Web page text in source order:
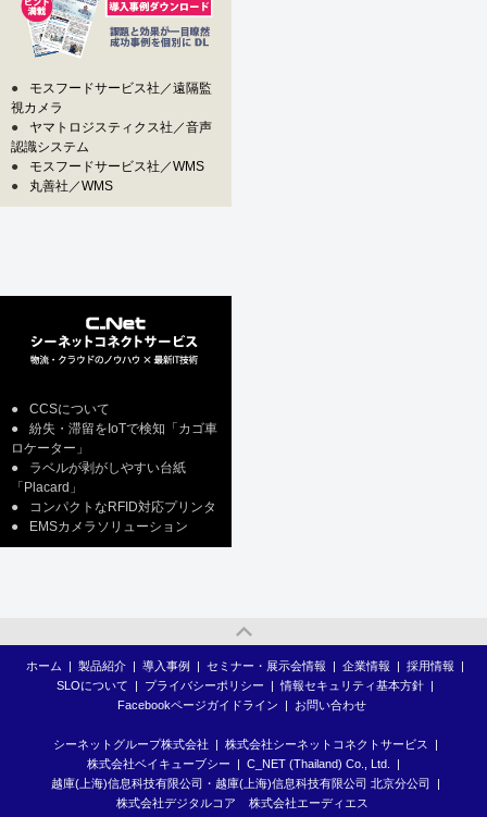
●
モスフードサービス社／遠隔監
視カメラ
●
ヤマトロジスティクス社／音声
認識システム
●
モスフードサービス社／WMS
●
丸善社／WMS
●
CCSについて
●
紛失・滞留をIoTで検知「カゴ車
ロケーター」
●
ラベルが剥がしやすい台紙
「Placard」
●
コンパクトなRFID対応プリンタ
●
EMSカメラソリューション
ホーム | 製品紹介 | 導入事例 | セミナー・展示会情報 | 企業情報 | 採用情報
|
SLOについて
| プライバシーポリシー | 情報セキュリティ基本方針 |
Facebookページガイドライン
| お問い合わせ
シーネットグループ株式会社 | 株式会社シーネットコネクトサービス
|
株式会社ベイキューブシー
| C_NET (Thailand) Co., Ltd.
|
越庫(上海)信息科技有限公司・越庫(上海)信息科技有限公司 北京分公司
|
株式会社デジタルコア
株式会社エーディエス